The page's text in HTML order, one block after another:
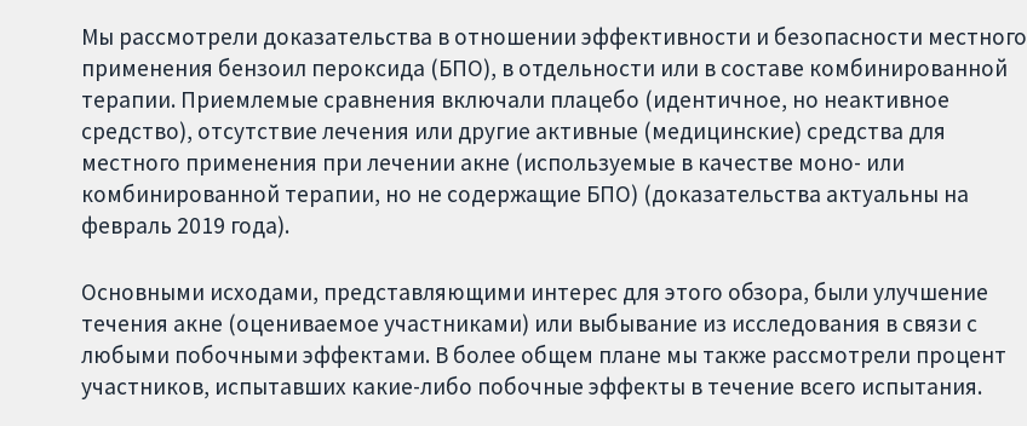
Мы рассмотрели доказательства в отношении эффективности и безопасности местного
применения бензоил пероксида (БПО), в отдельности или в составе комбинированной
терапии. Приемлемые сравнения включали плацебо (идентичное, но неактивное
средство), отсутствие лечения или другие активные (медицинские) средства для
местного применения при лечении акне (используемые в качестве моно- или
комбинированной терапии, но не содержащие БПО) (доказательства актуальны на
февраль 2019 года).
Основными исходами, представляющими интерес для этого обзора, были улучшение
течения акне (оцениваемое участниками) или выбывание из исследования в связи с
любыми побочными эффектами. В более общем плане мы также рассмотрели процент
участников, испытавших какие-либо побочные эффекты в течение всего испытания.